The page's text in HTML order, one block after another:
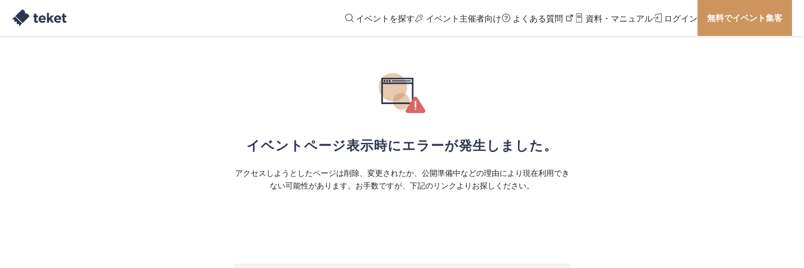
イベントを探す イベント主催者向け よくある質問 資料・マニュアル ログイン 無料でイベント集客
イベントページ表示時にエラーが発生しました。
アクセスしようとしたページは削除、変更されたか、公開準備中などの理由により現在利用でき
ない可能性があります。お手数ですが、下記のリンクよりお探しください。